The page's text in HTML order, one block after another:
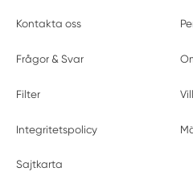
Kontakta oss
Frågor & Svar
Filter
Integritetspolicy
Sajtkarta